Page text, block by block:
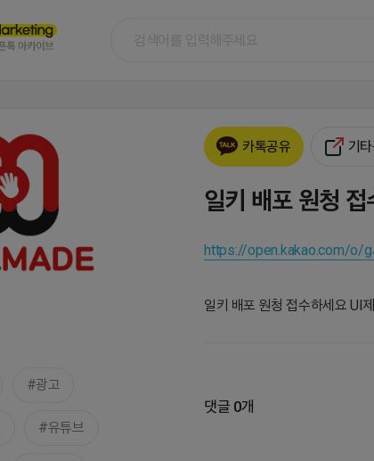
광고
유튜브
카톡공유 기
일키 배포 원청 접
https://open.kakao.com/o/
일키 배포 원청 접수하세요 UI
댓글 0개